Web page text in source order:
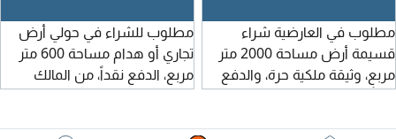
مطلوب في العارضية شراء
قسيمة أرض مساحة 2000 متر
مربع، وثيقة ملكية حرة، والدفع
نقداً.
مطلوب للشراء في حولي أرض
تجاري أو هدام مساحة 600 متر
مربع، الدفع نقداً، من المالك
مباشرة.